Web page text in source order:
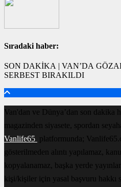
Sıradaki haber:
SON DAKİKA | VAN’DA
SERBEST BIRAKILDI
Van'dan ve Dünya’dan son dakika
magazinden siyasete, spordan
Vanlife65 platformunda;
gösterilmeden alıntı yapılamaz,
kopyalanamaz, başka yerde
kişi/kişiler için yasal başvuru hakkı